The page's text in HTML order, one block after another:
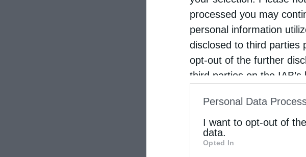
processed you may
personal information
disclosed to third parties
opt-out of the further
third parties on the
IAB’s List of
other third parties.
Personal Data
I want to opt-out of
data.
Opted In